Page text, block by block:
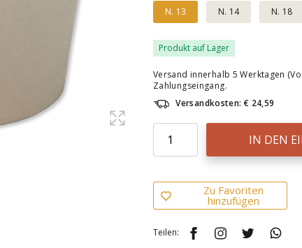
N. 13 N. 14 N. 18
Produkt auf Lager
Versand innerhalb 5 Werktagen
Zahlungseingang.
Versandkosten: € 24,59
IN DEN
Zu Favoriten
hinzufügen
Teilen: